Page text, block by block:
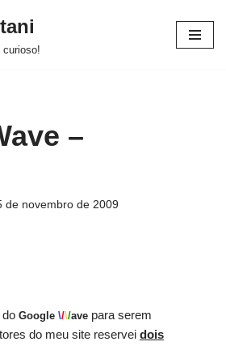
curioso!
–
de novembro de 2009
Google \/\/ave para serem
do meu site reservei dois